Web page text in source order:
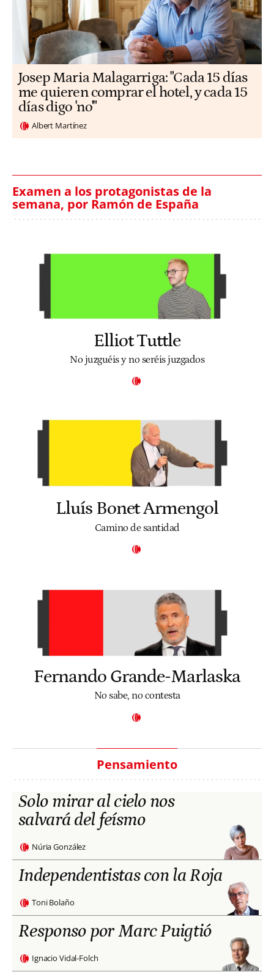
​​Josep Maria Malagarriga: "Cada 15 días
me quieren comprar el hotel, y cada 15
días digo 'no'"
Albert Martínez
Examen a los protagonistas de la
semana, por Ramón de España
Elliot Tuttle
No juzguéis y no seréis juzgados
Lluís Bonet Armengol
Camino de santidad
Fernando Grande-Marlaska
No sabe, no contesta
Pensamiento
Solo mirar al cielo nos
salvará del feísmo
Núria González
Independentistas con la Roja
Toni Bolaño
Responso por Marc Puigtió
Ignacio Vidal-Folch